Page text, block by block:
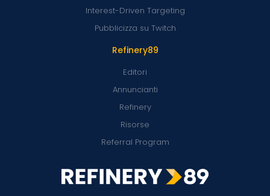
Refinery89
Editori
Annuncianti
Refinery
Risorse
Referral Program
Interest-Driven Targeting
Pubblicizza su Twitch